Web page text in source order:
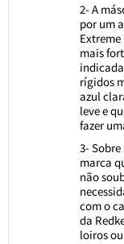
2- A
por um
Extreme
mais
rígidos
azul
leve e
fazer
3-
marca
não
com o
da
loiros